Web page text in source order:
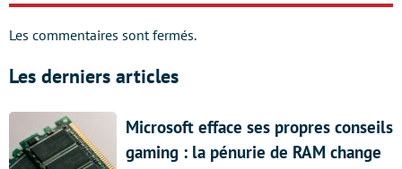
Les commentaires sont fermés.
Les derniers articles
Microsoft efface ses propres conseils
gaming : la pénurie de RAM change